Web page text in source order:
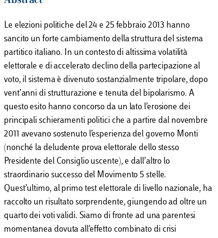
Le elezioni politiche del 24 e 25 febbraio 2013 hanno
sancito un forte cambiamento della struttura del sistema
partitico italiano. In un contesto di altissima volatilità
elettorale e di accelerato declino della partecipazione al
voto, il sistema è divenuto sostanzialmente tripolare, dopo
vent’anni di strutturazione e tenuta del bipolarismo. A
questo esito hanno concorso da un lato l’erosione dei
principali schieramenti politici che a partire dal novembre
2011 avevano sostenuto l’esperienza del governo Monti
(nonché la deludente prova elettorale dello stesso
Presidente del Consiglio uscente), e dall’altro lo
straordinario successo del Movimento 5 stelle.
Quest’ultimo, al primo test elettorale di livello nazionale, ha
raccolto un risultato sorprendente, giungendo ad oltre un
quarto dei voti validi. Siamo di fronte ad una parentesi
momentanea dovuta all’effetto combinato di crisi